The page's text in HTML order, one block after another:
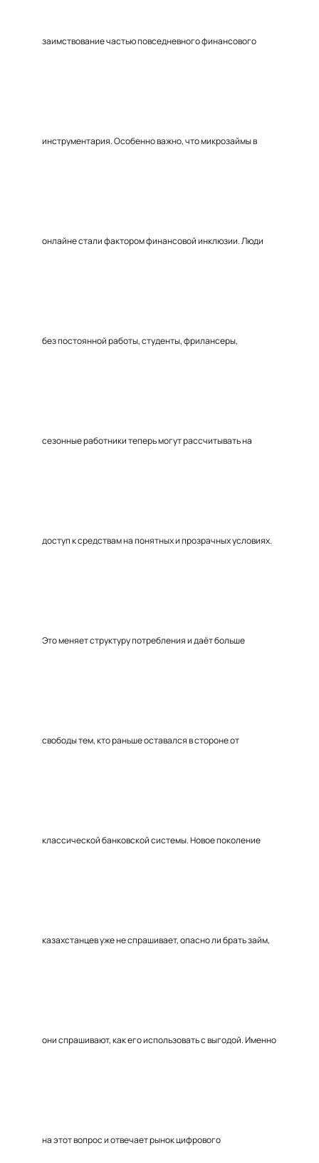
заимствование частью повседневного финансового
инструментария. Особенно важно, что микрозаймы в
онлайне стали фактором финансовой инклюзии. Люди
без постоянной работы, студенты, фрилансеры,
сезонные работники теперь могут рассчитывать на
доступ к средствам на понятных и прозрачных условиях.
Это меняет структуру потребления и даёт больше
свободы тем, кто раньше оставался в стороне от
классической банковской системы. Новое поколение
казахстанцев уже не спрашивает, опасно ли брать займ,
они спрашивают, как его использовать с выгодой. Именно
на этот вопрос и отвечает рынок цифрового